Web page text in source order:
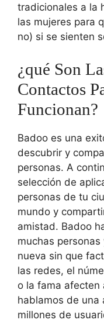
tradicionales a la
las mujeres para
no) si se sienten
¿qué Son
Contactos
Funcionan?
Badoo es una
descubrir y
personas. A
selección de
personas de tu
mundo y
amistad. Badoo
muchas
nueva sin que
las redes, el
o la fama afecten
hablamos de una
millones de